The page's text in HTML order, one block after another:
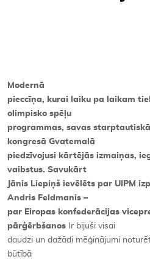
Modernā
pieccīņa, kurai laiku pa laikam
olimpisko spēļu
programmas, savas
kongresā Gvatemalā
piedzīvojusi kārtējās izmaiņas,
vaibstus. Savukārt
Jānis Liepiņš ievēlēts par UIPM
Andris Feldmanis –
par Eiropas konfederācijas
pārģērbšanos Ir bijuši visai
daudzi un dažādi mēģinājumi
būtībā